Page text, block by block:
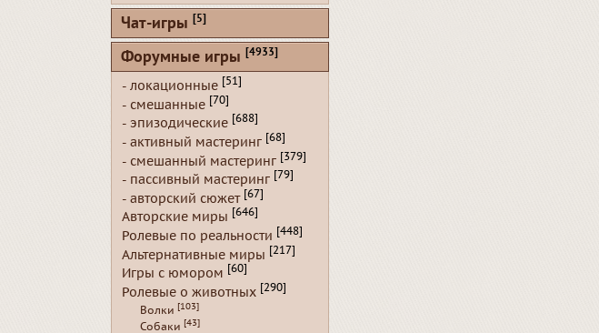
Чат-игры [5]
Форумные игры [4933]
- локационные [51]
- смешанные [70]
- эпизодические [688]
- активный мастеринг [68]
- смешанный мастеринг [379]
- пассивный мастеринг [79]
- авторский сюжет [67]
Авторские миры [646]
Ролевые по реальности [448]
Альтернативные миры [217]
Игры с юмором [60]
Ролевые о животных [290]
Волки [103]
Собаки [43]